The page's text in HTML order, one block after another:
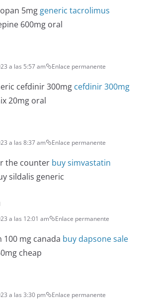
5mg generic tacrolimus
600mg oral
a las 5:57 am Enlace permanente
cefdinir 300mg cefdinir 300mg
20mg oral
a las 8:37 am Enlace permanente
the counter buy simvastatin
sildalis generic
a las 12:01 am Enlace permanente
100 mg canada buy dapsone sale
cheap
a las 3:30 pm Enlace permanente